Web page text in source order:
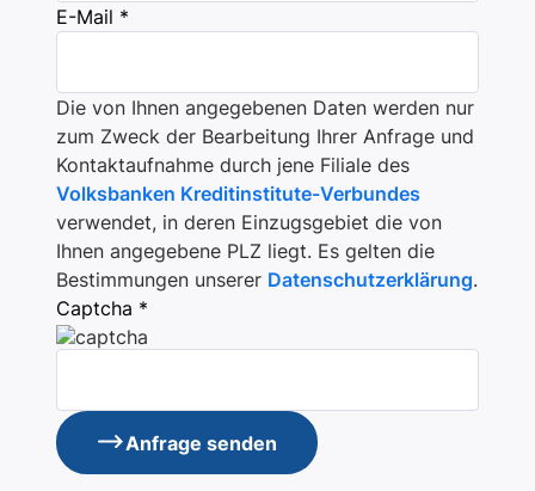
E-Mail *
Die von Ihnen angegebenen Daten werden nur
zum Zweck der Bearbeitung Ihrer Anfrage und
Kontaktaufnahme durch jene Filiale des
Volksbanken Kreditinstitute-Verbundes
verwendet, in deren Einzugsgebiet die von
Ihnen angegebene PLZ liegt. Es gelten die
Bestimmungen unserer Datenschutzerklärung.
Captcha *
Anfrage senden